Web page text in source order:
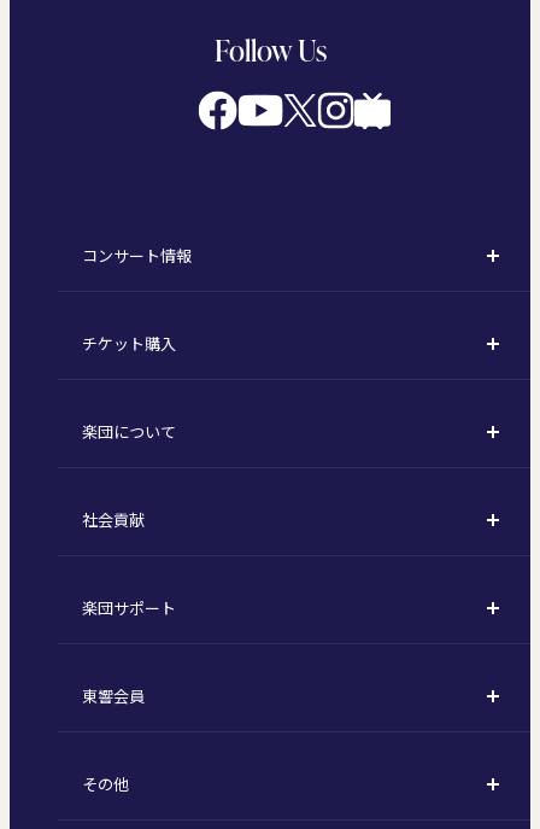
Follow Us
コンサート情報
定期演奏会
東京オペラシティシリーズ
特別演奏会など
その他の公演
チケット購入
定期会員券 / セット券
1回券
楽団について
東京交響楽団とは
指揮者
東響コーラス
社会貢献
川崎市 - フランチャイズ
楽団サポート
ご芳名一覧
東響会員
その他